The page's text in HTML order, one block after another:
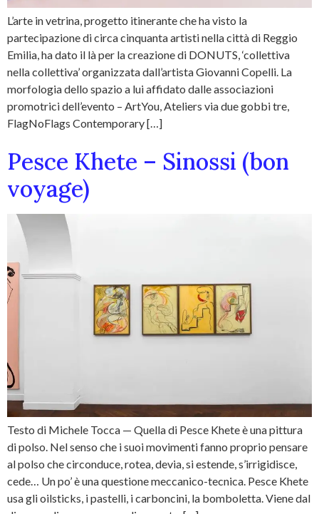
L’arte in vetrina, progetto itinerante che ha visto la
partecipazione di circa cinquanta artisti nella città di Reggio
Emilia, ha dato il là per la creazione di DONUTS, ‘collettiva
nella collettiva’ organizzata dall’artista Giovanni Copelli. La
morfologia dello spazio a lui affidato dalle associazioni
promotrici dell’evento – ArtYou, Ateliers via due gobbi tre,
FlagNoFlags Contemporary […]
Pesce Khete – Sinossi (bon
voyage)
Testo di Michele Tocca — Quella di Pesce Khete è una pittura
di polso. Nel senso che i suoi movimenti fanno proprio pensare
al polso che circonduce, rotea, devia, si estende, s’irrigidisce,
cede… Un po’ è una questione meccanico-tecnica. Pesce Khete
usa gli oilsticks, i pastelli, i carboncini, la bomboletta. Viene dal